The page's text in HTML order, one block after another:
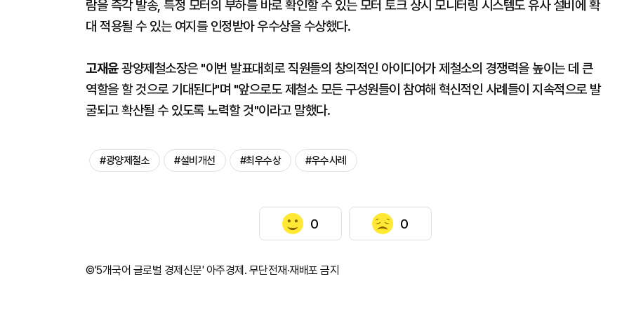
람을 즉각 발송, 특정 모터의 부하를 바로 확인할 수 있는 모터 토크 상시 모니터링 시스템도 유사 설비에 확
대 적용될 수 있는 여지를 인정받아 우수상을 수상했다.
고재윤광양제철소장은 "이번 발표대회로 직원들의 창의적인 아이디어가 제철소의 경쟁력을 높이는 데 큰
역할을 할 것으로 기대된다"며 "앞으로도 제철소 모든 구성원들이 참여해 혁신적인 사례들이 지속적으로 발
굴되고 확산될 수 있도록 노력할 것"이라고 말했다.
#광양제철소 #설비개선 #최우수상 #우수사례
0 0
©'5개국어 글로벌 경제신문' 아주경제. 무단전재·재배포 금지